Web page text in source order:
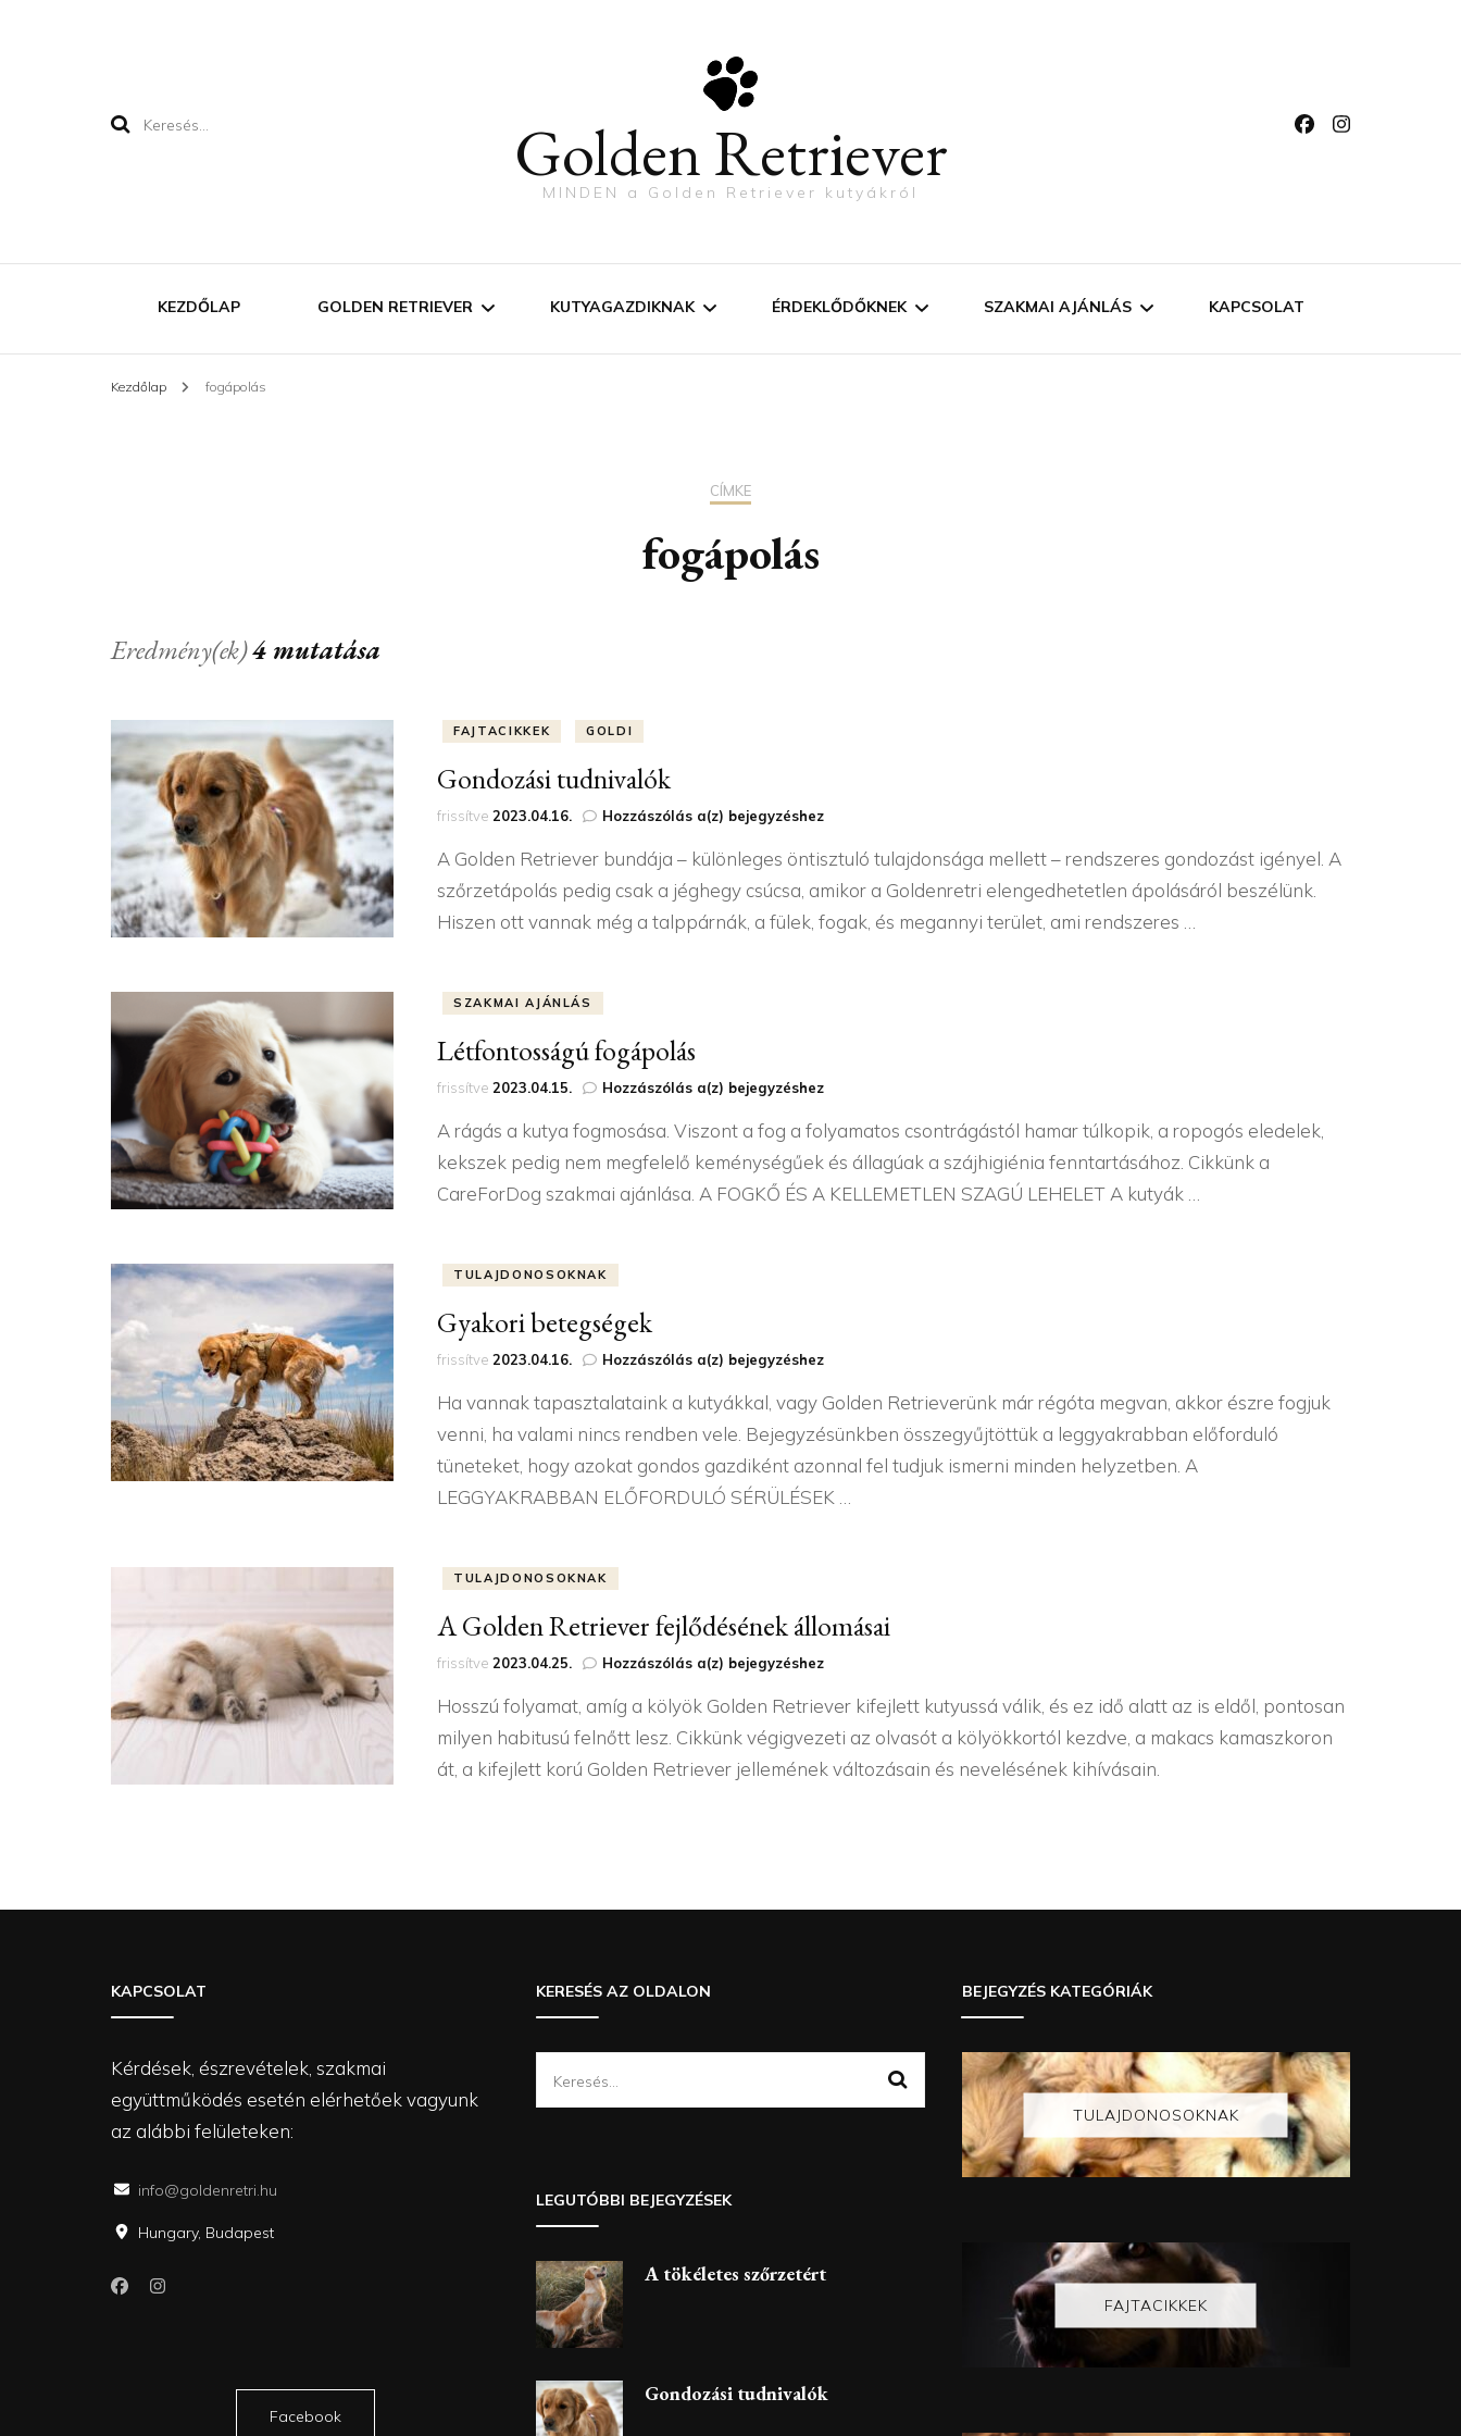
Keresés: Golden Retriever
MINDEN a Golden Retriever kutyákról
KEZDŐLAP GOLDEN RETRIEVER
KUTYATÖRTÉNELEM
KUTYAGAZDIKNAK
IVARTALANÍTÁS
SOS KÁNIKULA
AGILITY
ÉRDEKLŐDŐKNEK
KISKUTYA ETETÉSE
SZAKMAI AJÁNLÁS KAPCSOLAT
Kezdőlap fogápolás
CÍMKE
fogápolás
Eredmény(ek)4 mutatása
FAJTACIKKEK GOLDI
Gondozási tudnivalók
frissítve 2023.04.16. Hozzászólás a(z) Gondozási
bejegyzéshez
A Golden Retriever bundája – különleges öntisztuló tulajdonsága mellett – rendszeres gondozást igényel. A
szőrzetápolás pedig csak a jéghegy csúcsa, amikor a Goldenretri elengedhetetlen ápolásáról beszélünk.
Hiszen ott vannak még a talppárnák, a fülek, fogak, és megannyi terület, ami rendszeres …
SZAKMAI AJÁNLÁS
Létfontosságú fogápolás
frissítve 2023.04.15. Hozzászólás a(z) Létfontosságú
bejegyzéshez
A rágás a kutya fogmosása. Viszont a fog a folyamatos csontrágástól hamar túlkopik, a ropogós eledelek,
kekszek pedig nem megfelelő keménységűek és állagúak a szájhigiénia fenntartásához. Cikkünk a
CareForDog szakmai ajánlása. A FOGKŐ ÉS A KELLEMETLEN SZAGÚ LEHELET A kutyák …
TULAJDONOSOKNAK
Gyakori betegségek
frissítve 2023.04.16. Hozzászólás a(z) Gyakori
bejegyzéshez
Ha vannak tapasztalataink a kutyákkal, vagy Golden Retrieverünk már régóta megvan, akkor észre fogjuk
venni, ha valami nincs rendben vele. Bejegyzésünkben összegyűjtöttük a leggyakrabban előforduló
tüneteket, hogy azokat gondos gazdiként azonnal fel tudjuk ismerni minden helyzetben. A
LEGGYAKRABBAN ELŐFORDULÓ SÉRÜLÉSEK …
TULAJDONOSOKNAK
A Golden Retriever fejlődésének állomásai
frissítve 2023.04.25. Hozzászólás a(z) A
Retriever
fejlődésének
állomásai
bejegyzéshez
Hosszú folyamat, amíg a kölyök Golden Retriever kifejlett kutyussá válik, és ez idő alatt az is eldől, pontosan
milyen habitusú felnőtt lesz. Cikkünk végigvezeti az olvasót a kölyökkortól kezdve, a makacs kamaszkoron
át, a kifejlett korú Golden Retriever jellemének változásain és nevelésének kihívásain.
KAPCSOLAT
Kérdések, észrevételek, szakmai
együttműködés esetén elérhetőek vagyunk
az alábbi felületeken:
info@goldenretri.hu
Hungary, Budapest
Facebook
KERESÉS AZ OLDALON
Keresés:
LEGUTÓBBI BEJEGYZÉSEK
A tökéletes szőrzetért
Gondozási tudnivalók
BEJEGYZÉS KATEGÓRIÁK
TULAJDONOSOKNAK
FAJTACIKKEK